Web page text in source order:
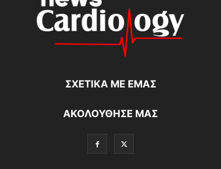
ΣΧΕΤΙΚΆ ΜΕ ΕΜΆΣ
ΑΚΟΛΟΥΘΗΣΕ ΜΑΣ